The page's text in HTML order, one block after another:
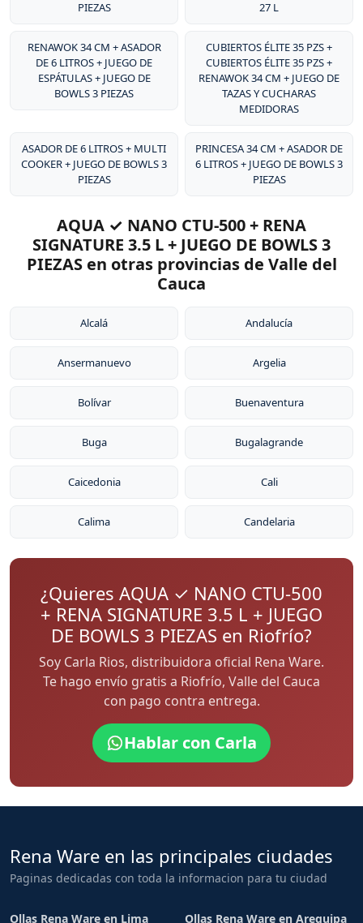
PIEZAS
27 L
RENAWOK 34 CM + ASADOR
DE 6 LITROS + JUEGO DE
ESPÁTULAS + JUEGO DE
BOWLS 3 PIEZAS
CUBIERTOS ÉLITE 35 PZS +
CUBIERTOS ÉLITE 35 PZS +
RENAWOK 34 CM + JUEGO DE
TAZAS Y CUCHARAS
MEDIDORAS
ASADOR DE 6 LITROS + MULTI
COOKER + JUEGO DE BOWLS 3
PIEZAS
PRINCESA 34 CM + ASADOR DE
6 LITROS + JUEGO DE BOWLS 3
PIEZAS
AQUA ✓ NANO CTU-500 + RENA
SIGNATURE 3.5 L + JUEGO DE BOWLS 3
PIEZAS en otras provincias de Valle del
Cauca
Alcalá Andalucía
Ansermanuevo Argelia
Bolívar Buenaventura
Buga Bugalagrande
Caicedonia Cali
Calima Candelaria
¿Quieres AQUA ✓ NANO CTU-500
+ RENA SIGNATURE 3.5 L + JUEGO
DE BOWLS 3 PIEZAS en Riofrío?
Soy Carla Rios, distribuidora oficial Rena Ware.
Te hago envío gratis a Riofrío, Valle del Cauca
con pago contra entrega.
Hablar con Carla
Rena Ware en las principales ciudades
Paginas dedicadas con toda la informacion para tu ciudad
Ollas Rena Ware en Lima Ollas Rena Ware en Arequipa